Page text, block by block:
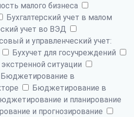
малого бизнеса
Бухгалтерский учет в малом
учет во ВЭД
и управленческий учет:
Бухучет для госучреждений
ситуации
Бюджетирование в
Бюджетирование в
и планирование
и прогнозирование